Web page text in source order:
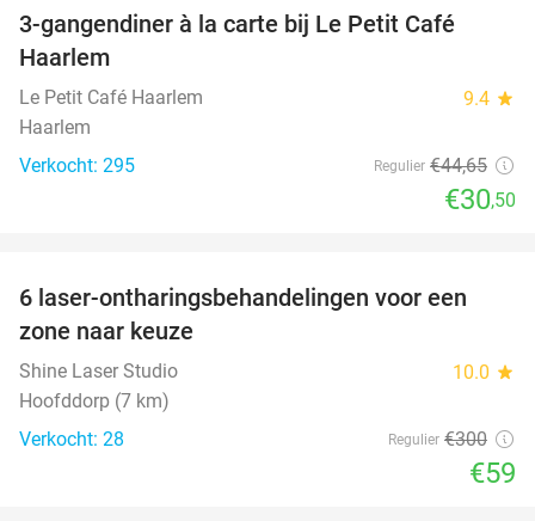
3-gangendiner à la carte bij Le Petit Café
Haarlem
Le Petit Café Haarlem 9.4 star
Haarlem
Verkocht: 295
Regulier €44,65
€30,50
80%
6 laser-ontharingsbehandelingen voor een
zone naar keuze
Shine Laser Studio 10.0 star
Hoofddorp (7 km)
Verkocht: 28
Regulier €300
€59